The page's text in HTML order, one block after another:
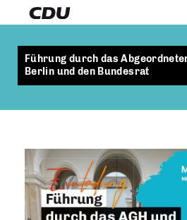
Führung durch das
Berlin und den Bundesrat